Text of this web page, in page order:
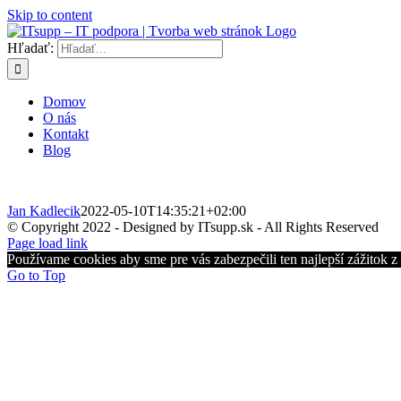
Skip to content
Hľadať:
Domov
O nás
Kontakt
Blog
Jan Kadlecik2022-05-10T14:35:21+02:00
© Copyright 2022 - Designed by ITsupp.sk - All Rights Reserved
Page load link
Používame cookies aby sme pre vás zabezpečili ten najlepší zážitok
Go to Top